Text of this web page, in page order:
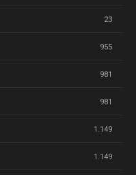
23
955
981
981
1.149
1.149